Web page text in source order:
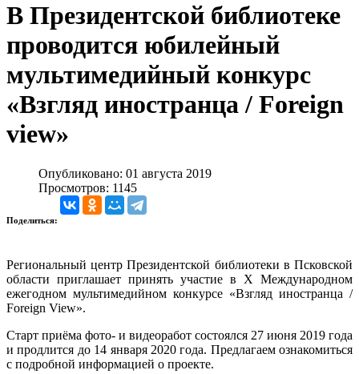
В Президентской библиотеке
проводится юбилейный
мультимедийный конкурс
«Взгляд иностранца / Foreign
view»
Опубликовано: 01 августа 2019
Просмотров: 1145
Поделиться:
Региональный центр Президентской библиотеки в Псковской
области приглашает принять участие в X Международном
ежегодном мультимедийном конкурсе «Взгляд иностранца /
Foreign View».
Старт приёма фото- и видеоработ состоялся 27 июня 2019 года
и продлится до 14 января 2020 года. Предлагаем ознакомиться
с подробной информацией о проекте.